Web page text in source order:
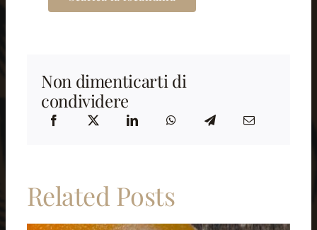
Non dimenticarti di
condividere
Related Posts